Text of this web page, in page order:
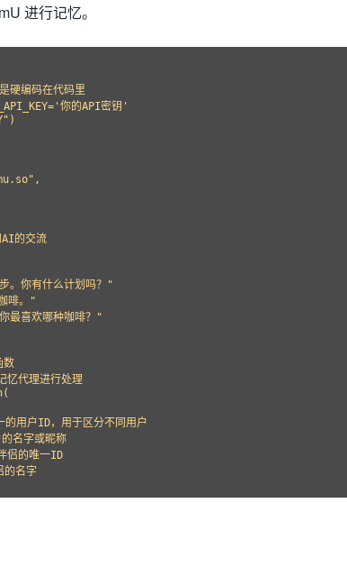
进行记忆。
硬编码在代码里
你的API密钥'
AI的交流
。你有什么计划吗？"
啡。"
最喜欢哪种咖啡？"
忆代理进行处理
ID，用于区分不同用户
字或昵称
的唯一ID
名字